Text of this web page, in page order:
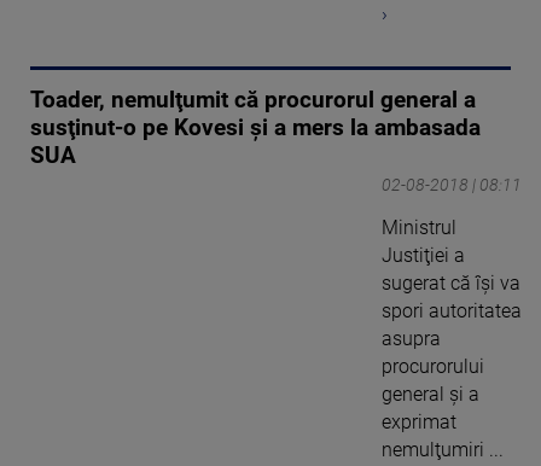
›
Toader, nemulţumit că procurorul general a
susţinut-o pe Kovesi şi a mers la ambasada
SUA
02-08-2018 | 08:11
Ministrul
Justiţiei a
sugerat că îşi va
spori autoritatea
asupra
procurorului
general şi a
exprimat
nemulţumiri ...